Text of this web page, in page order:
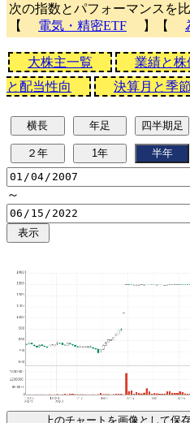
次の指数とパフォーマンスを
【
電気・精密ETF 】【
大株主一覧 業績と株
と配当性向
決算月と季
～